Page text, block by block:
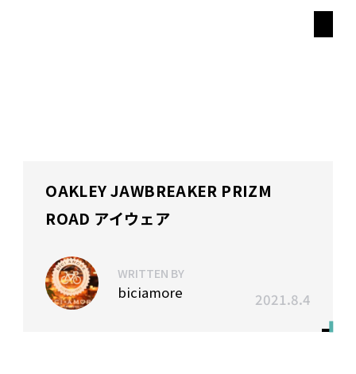
OAKLEY JAWBREAKER PRIZM
ROAD アイウェア
WRITTEN BY
biciamore 2021.8.4